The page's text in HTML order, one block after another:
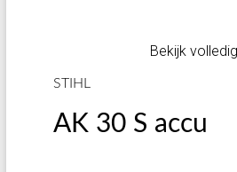
Bekijk
STIHL
AK 30 S accu